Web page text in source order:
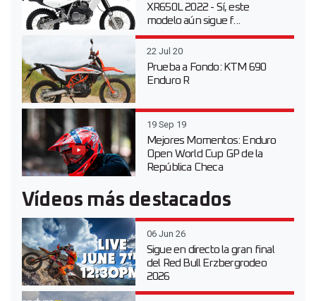
XR650L 2022 - Sí, este
modelo aún sigue f...
22 Jul 20
Prueba a Fondo: KTM 690
Enduro R
19 Sep 19
Mejores Momentos: Enduro
Open World Cup GP de la
República Checa
Vídeos más destacados
06 Jun 26
Sigue en directo la gran final
del Red Bull Erzbergrodeo
2026